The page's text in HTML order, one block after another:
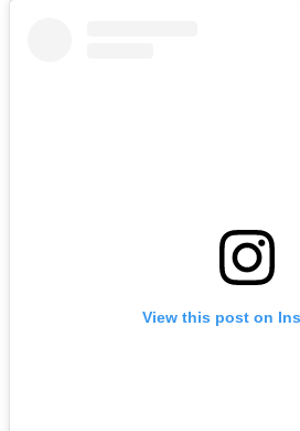
View this post on